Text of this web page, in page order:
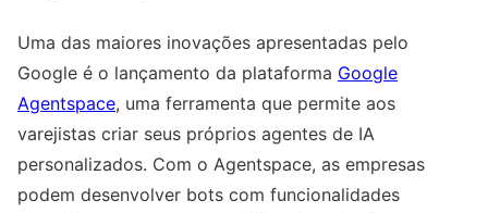
Uma das maiores inovações apresentadas pelo
Google é o lançamento da plataforma Google
Agentspace, uma ferramenta que permite aos
varejistas criar seus próprios agentes de IA
personalizados. Com o Agentspace, as empresas
podem desenvolver bots com funcionalidades